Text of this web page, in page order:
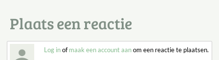
Plaats een reactie
Log inofmaak een account aanom een reactie te plaatsen.